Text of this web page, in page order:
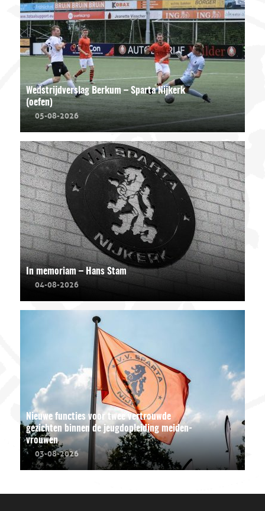
Wedstrijdverslag Berkum – Sparta Nijkerk
(oefen)
05-08-2026
In memoriam – Hans Stam
04-08-2026
Nieuwe functies voor twee vertrouwde
gezichten binnen de jeugdopleiding meiden-
vrouwen
03-08-2026